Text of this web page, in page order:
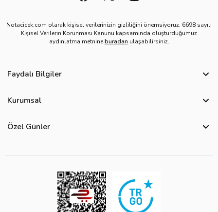
Notacicek.com olarak kişisel verilerinizin gizliliğini önemsiyoruz. 6698 sayılı
Kişisel Verilerin Korunması Kanunu kapsamında oluşturduğumuz
aydınlatma metnineburadan ulaşabilirsiniz.
Faydalı Bilgiler
Site Haritası
Görsel Kontrol Süreci
Ürün Sıralama Kriterleri
Kurumsal
Üyelik Sözleşmesi
Mesafeli Satış Sözleşmesi
Özel Günler
Kadınlar Günü Çiçekleri
Sevgililer Günü Çiçekleri